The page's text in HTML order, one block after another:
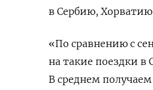
в Сербию,
«По сравнению с
на такие поездки в
В среднем